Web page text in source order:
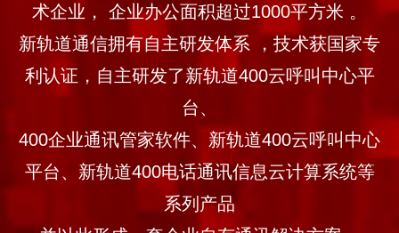
术企业， 企业办公面积超过1000平方米 。
新轨道通信拥有自主研发体系 ，技术获国家专
利认证，自主研发了新轨道400云呼叫中心平
台、
400企业通讯管家软件、 新轨道400云呼叫中心
平台、新轨道400电话通讯信息云计算系统等
系列产品